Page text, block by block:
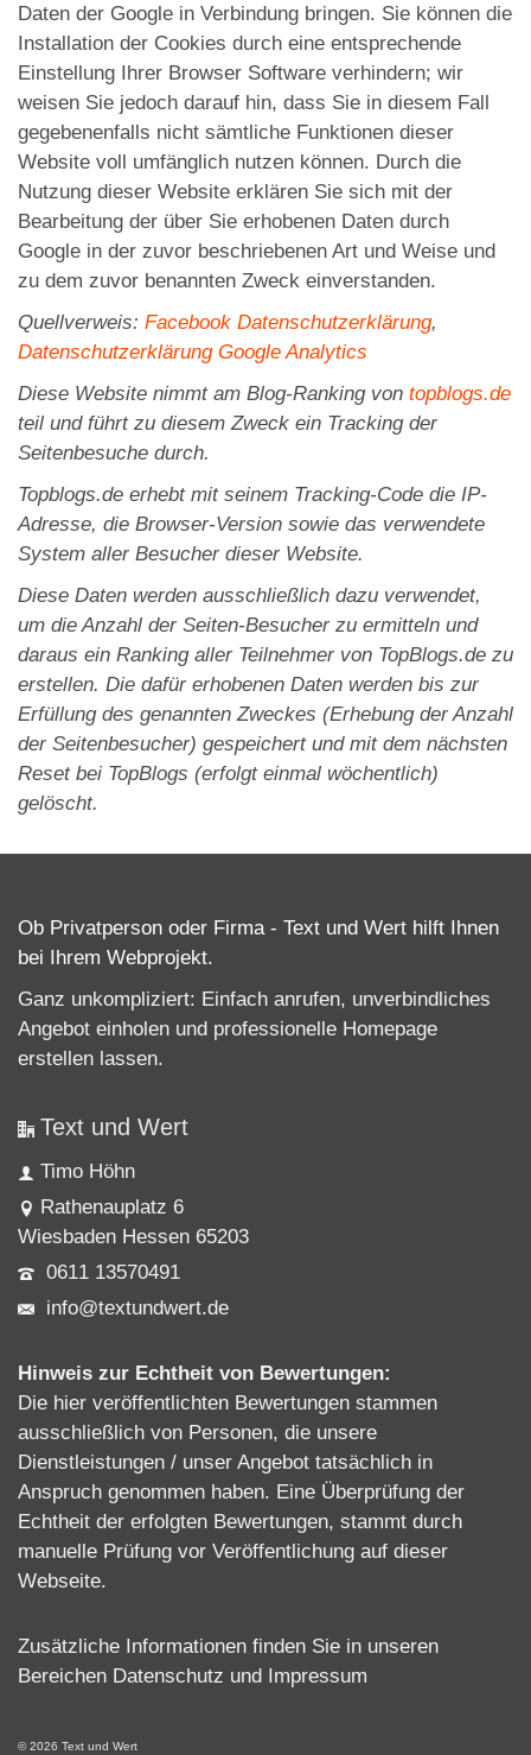
Daten der Google in Verbindung bringen. Sie können die
Installation der Cookies durch eine entsprechende
Einstellung Ihrer Browser Software verhindern; wir
weisen Sie jedoch darauf hin, dass Sie in diesem Fall
gegebenenfalls nicht sämtliche Funktionen dieser
Website voll umfänglich nutzen können. Durch die
Nutzung dieser Website erklären Sie sich mit der
Bearbeitung der über Sie erhobenen Daten durch
Google in der zuvor beschriebenen Art und Weise und
zu dem zuvor benannten Zweck einverstanden.
Quellverweis: Facebook Datenschutzerklärung,
Datenschutzerklärung Google Analytics
Diese Website nimmt am Blog-Ranking von topblogs.de
teil und führt zu diesem Zweck ein Tracking der
Seitenbesuche durch.
Topblogs.de erhebt mit seinem Tracking-Code die IP-
Adresse, die Browser-Version sowie das verwendete
System aller Besucher dieser Website.
Diese Daten werden ausschließlich dazu verwendet,
um die Anzahl der Seiten-Besucher zu ermitteln und
daraus ein Ranking aller Teilnehmer von TopBlogs.de zu
erstellen. Die dafür erhobenen Daten werden bis zur
Erfüllung des genannten Zweckes (Erhebung der Anzahl
der Seitenbesucher) gespeichert und mit dem nächsten
Reset bei TopBlogs (erfolgt einmal wöchentlich)
gelöscht.
Ob Privatperson oder Firma - Text und Wert hilft Ihnen
bei Ihrem Webprojekt.
Ganz unkompliziert: Einfach anrufen, unverbindliches
Angebot einholen und professionelle Homepage
erstellen lassen.
Text und Wert
Timo Höhn
Rathenauplatz 6
Wiesbaden Hessen 65203
0611 13570491
info@textundwert.de
Hinweis zur Echtheit von Bewertungen:
Die hier veröffentlichten Bewertungen stammen
ausschließlich von Personen, die unsere
Dienstleistungen / unser Angebot tatsächlich in
Anspruch genommen haben. Eine Überprüfung der
Echtheit der erfolgten Bewertungen, stammt durch
manuelle Prüfung vor Veröffentlichung auf dieser
Webseite.
Zusätzliche Informationen finden Sie in unseren
Bereichen Datenschutz und Impressum
© 2026 Text und Wert